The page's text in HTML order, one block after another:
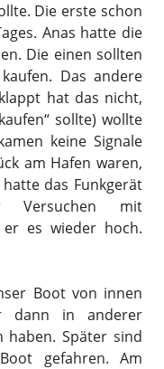
Die erste schon
Anas hatte die
Die einen sollten
Das andere
hat das nicht,
sollte) wollte
keine Signale
am Hafen waren,
das Funkgerät
Versuchen mit
es wieder hoch.
Boot von innen
dann in anderer
haben. Später sind
gefahren. Am